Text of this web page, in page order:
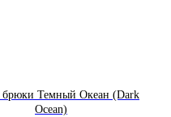
брюки Темный Океан (Dark
Ocean)